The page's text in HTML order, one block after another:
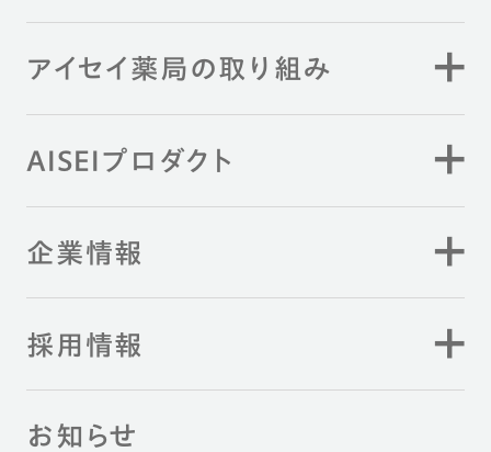
アイセイ薬局の取り組み
AISEIプロダクト
企業情報
採用情報
お知らせ